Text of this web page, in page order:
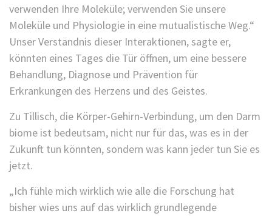
verwenden Ihre Moleküle; verwenden Sie unsere
Moleküle und Physiologie in eine mutualistische Weg.“
Unser Verständnis dieser Interaktionen, sagte er,
könnten eines Tages die Tür öffnen, um eine bessere
Behandlung, Diagnose und Prävention für
Erkrankungen des Herzens und des Geistes.
Zu Tillisch, die Körper-Gehirn-Verbindung, um den Darm
biome ist bedeutsam, nicht nur für das, was es in der
Zukunft tun könnten, sondern was kann jeder tun Sie es
jetzt.
„Ich fühle mich wirklich wie alle die Forschung hat
bisher wies uns auf das wirklich grundlegende